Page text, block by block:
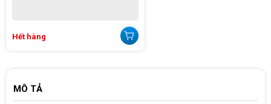
Hết hàng
MÔ TẢ